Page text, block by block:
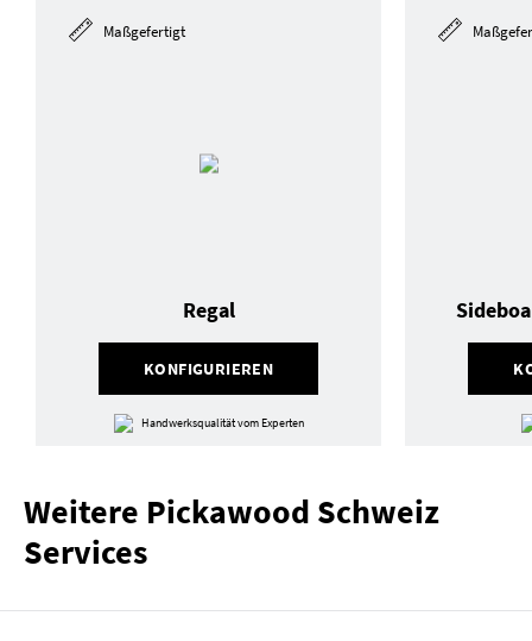
Maßgefertigt
KONFIGURIEREN
Regal
Handwerksqualität vom Experten
Weitere Pickawood Schweiz
Services